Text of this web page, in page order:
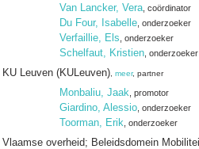
Van Lancker, Vera , coördinator
Du Four, Isabelle , onderzoeker
Verfaillie, Els , onderzoeker
Schelfaut, Kristien , onderzoeker
KU Leuven (KULeuven) meer, partner
Monbaliu, Jaak , promotor
Giardino, Alessio , onderzoeker
Toorman, Erik , onderzoeker
Vlaamse overheid; Beleidsdomein